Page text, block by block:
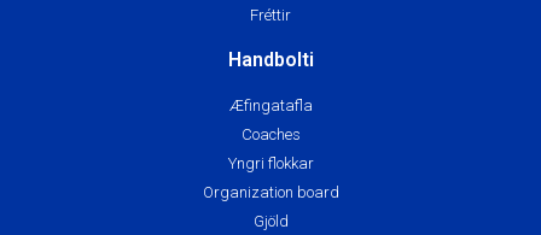
Fréttir
Handbolti
Æfingatafla
Coaches
Yngri flokkar
Organization board
Gjöld